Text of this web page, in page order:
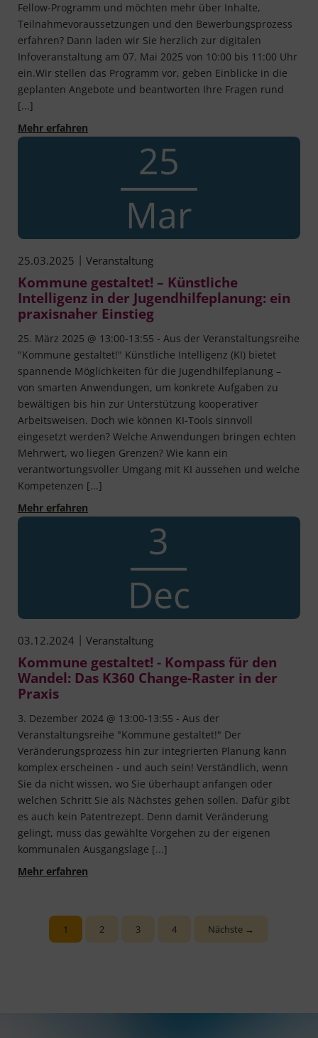
Fellow-Programm und möchten mehr über Inhalte,
Teilnahmevoraussetzungen und den Bewerbungsprozess
erfahren? Dann laden wir Sie herzlich zur digitalen
Infoveranstaltung am 07. Mai 2025 von 10:00 bis 11:00 Uhr
ein.Wir stellen das Programm vor, geben Einblicke in die
geplanten Angebote und beantworten Ihre Fragen rund
[...]
Mehr erfahrenK360 Info-Veranstaltung zum Fellow-
25
Mar
25.03.2025 | Veranstaltung
Kommune gestaltet! – Künstliche
Intelligenz in der Jugendhilfeplanung: ein
praxisnaher Einstieg
25. März 2025 @ 13:00-13:55 - Aus der Veranstaltungsreihe
"Kommune gestaltet!" Künstliche Intelligenz (KI) bietet
spannende Möglichkeiten für die Jugendhilfeplanung –
von smarten Anwendungen, um konkrete Aufgaben zu
bewältigen bis hin zur Unterstützung kooperativer
Arbeitsweisen. Doch wie können KI-Tools sinnvoll
eingesetzt werden? Welche Anwendungen bringen echten
Mehrwert, wo liegen Grenzen? Wie kann ein
verantwortungsvoller Umgang mit KI aussehen und welche
Kompetenzen [...]
Mehr erfahrenKommune gestaltet! – Künstliche Intelligenz
3
Dec
03.12.2024 | Veranstaltung
Kommune gestaltet! - Kompass für den
Wandel: Das K360 Change-Raster in der
Praxis
3. Dezember 2024 @ 13:00-13:55 - Aus der
Veranstaltungsreihe "Kommune gestaltet!" Der
Veränderungsprozess hin zur integrierten Planung kann
komplex erscheinen - und auch sein! Verständlich, wenn
Sie da nicht wissen, wo Sie überhaupt anfangen oder
welchen Schritt Sie als Nächstes gehen sollen. Dafür gibt
es auch kein Patentrezept. Denn damit Veränderung
gelingt, muss das gewählte Vorgehen zu der eigenen
kommunalen Ausgangslage [...]
Mehr erfahrenKommune gestaltet! - Kompass für den
Seite
1 Seite
2 Seite
3 Seite
4 Nächste →